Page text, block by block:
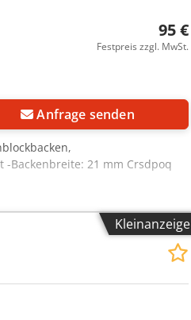
95 €
Festpreis zzgl. MwSt.
Anfrage senden
Backenbreite: 21 mm Crsdpoq
Kleinanzeige